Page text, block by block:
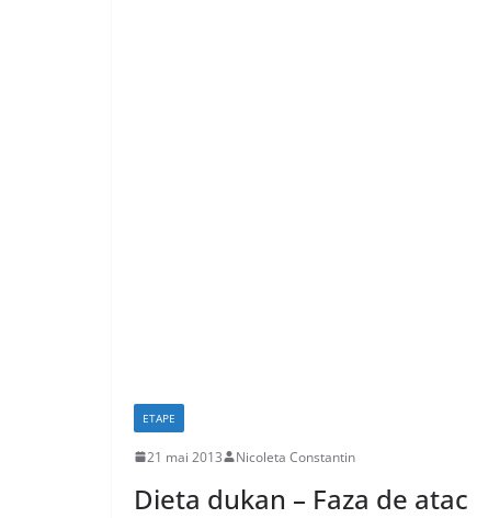
ETAPE
21 mai 2013 Nicoleta Constantin
Dieta dukan – Faza de atac